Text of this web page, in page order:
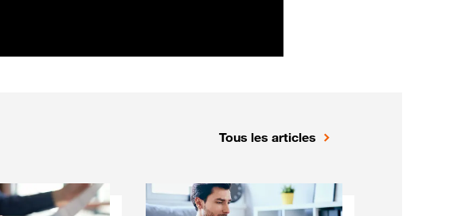
Tous les articles